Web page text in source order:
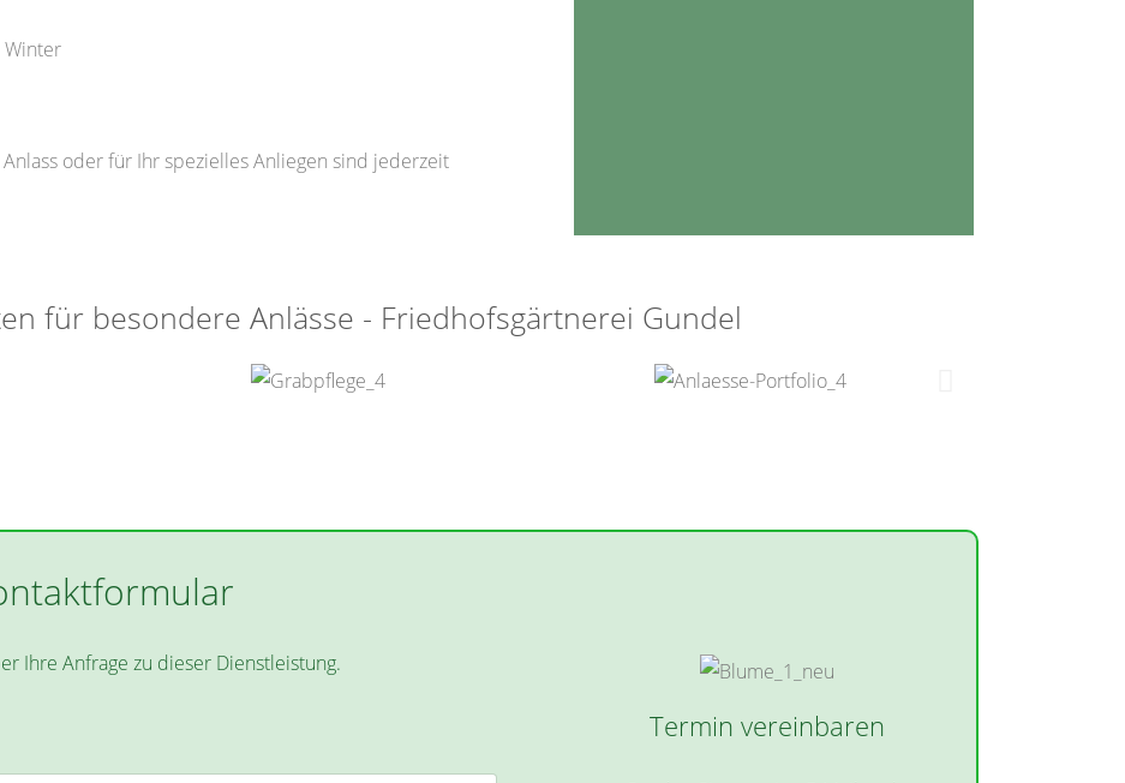
oder für Ihr spezielles Anliegen sind jederzeit
für besondere Anlässe - Friedhofsgärtnerei Gundel
Ihre Anfrage zu dieser Dienstleistung.
Termin vereinbaren